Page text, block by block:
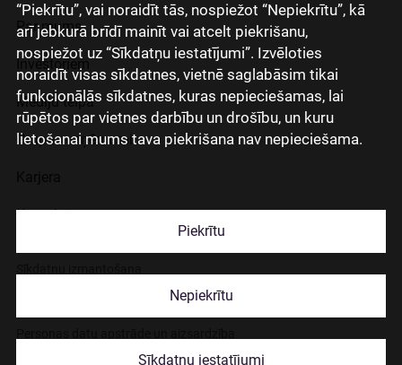
“Piekrītu”, vai noraidīt tās, nospiežot “Nepiekrītu”, kā
arī jebkurā brīdī mainīt vai atcelt piekrišanu,
nospiežot uz “Sīkdatņu iestatījumi”. Izvēloties
noraidīt visas sīkdatnes, vietnē saglabāsim tikai
funkcionālās sīkdatnes, kuras nepieciešamas, lai
rūpētos par vietnes darbību un drošību, un kuru
lietošanai mums tava piekrišana nav nepieciešama.
Piekrītu
Nepiekrītu
Sīkdatņu iestatījumi
Par mums
Investoriem
Mediju telpa
Grupas uzņēmumi
Kontakti